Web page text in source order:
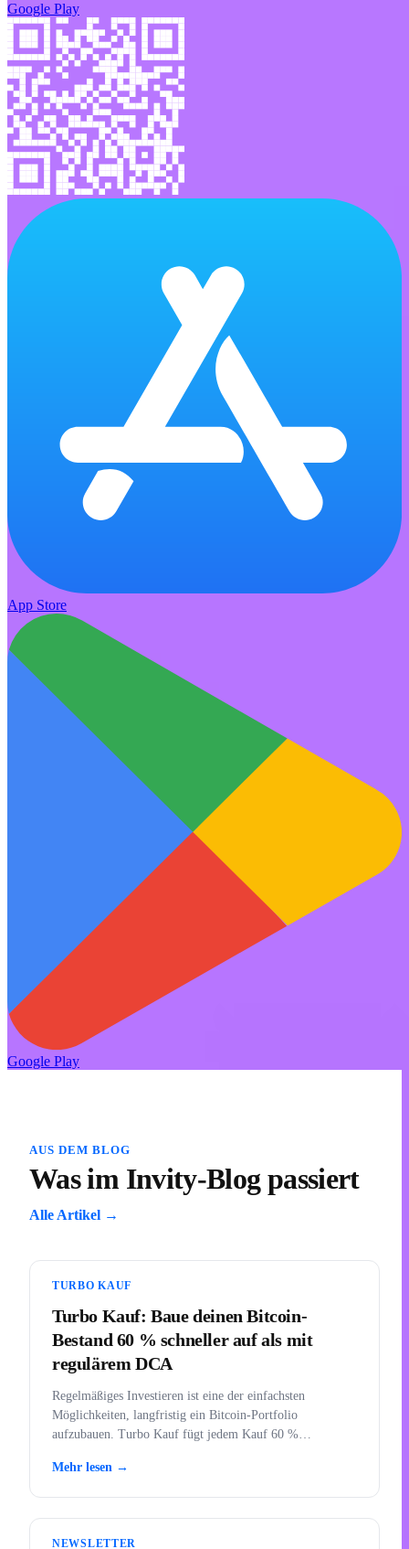
Google Play
App Store
Google Play
AUS DEM BLOG
Was im Invity-Blog passiert
Alle Artikel →
TURBO KAUF
Turbo Kauf: Baue deinen Bitcoin-
Bestand 60 % schneller auf als mit
regulärem DCA
Regelmäßiges Investieren ist eine der einfachsten
Möglichkeiten, langfristig ein Bitcoin-Portfolio
aufzubauen. Turbo Kauf fügt jedem Kauf 60 %
Mehr lesen →
NEWSLETTER